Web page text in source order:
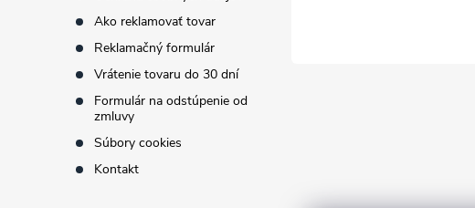
Ako reklamovať tovar
Reklamačný formulár
Vrátenie tovaru do 30 dní
Formulár na odstúpenie od
zmluvy
Súbory cookies
Kontakt